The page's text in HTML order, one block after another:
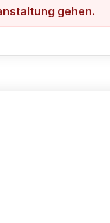
gehen.